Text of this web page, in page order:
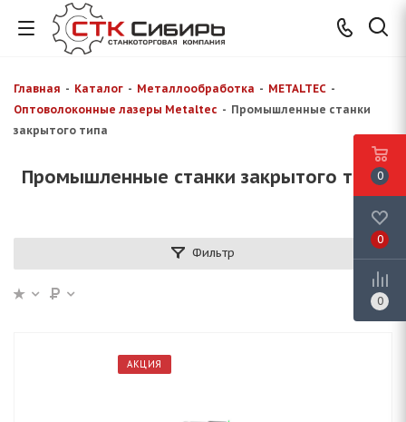
Главная - Каталог - Металлообработка - METALTEC -
Оптоволоконные лазеры Metaltec - Промышленные станки
закрытого типа
Промышленные станки закрытого типа
Фильтр
АКЦИЯ
0
0
0